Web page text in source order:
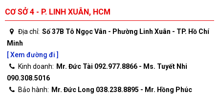
CƠ SỞ 4 - P. LINH XUÂN, HCM
Địa chỉ: Số 37B Tô Ngọc Vân - Phường Linh Xuân - TP. Hồ Chí
Minh
[ Xem đường đi ]
Kinh doanh: Mr. Đức Tài 092.977.8866 - Ms. Tuyết Nhi
090.308.5016
Bảo hành: Mr. Đức Long 038.238.8895 - Mr. Hồng Phúc